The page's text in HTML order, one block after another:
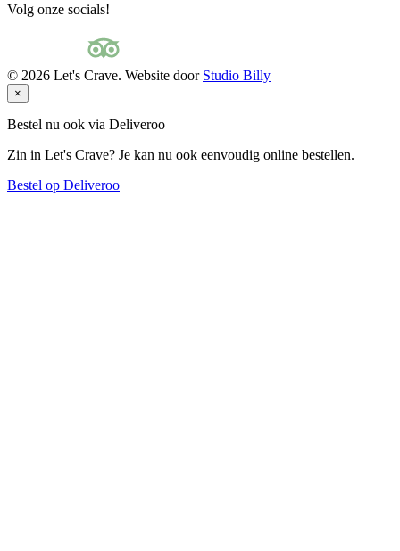
Volg onze socials!
© 2026 Let's Crave. Website door Studio Billy
×
Bestel nu ook via Deliveroo
Zin in Let's Crave? Je kan nu ook eenvoudig online bestellen.
Bestel op Deliveroo